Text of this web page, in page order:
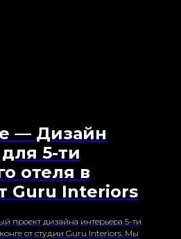
— Дизайн
5-ти
отеля в
Guru Interiors
проект дизайна интерьера 5-ти
от студии Guru Interiors. Мы